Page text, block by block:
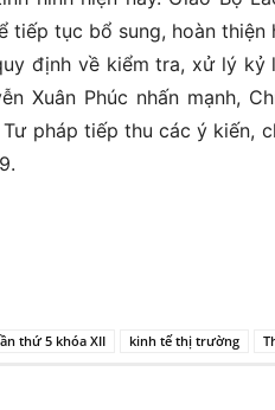
tiếp tục bổ sung, hoàn thiện
định về kiểm tra, xử lý
Xuân Phúc nhấn mạnh,
pháp tiếp thu các ý kiến,
thứ 5 khóa XII kinh tế thị trường